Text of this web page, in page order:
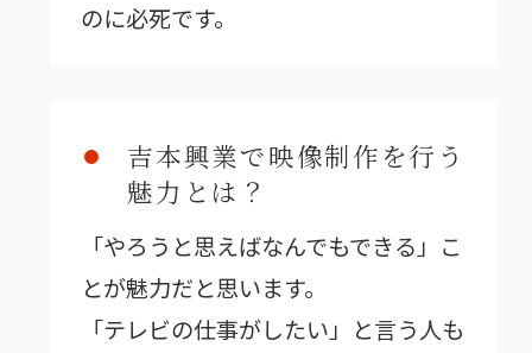
のに必死です。
吉本興業で映像制作を行う
魅力とは？
「やろうと思えばなんでもできる」こ
とが魅力だと思います。
「テレビの仕事がしたい」と言う人も